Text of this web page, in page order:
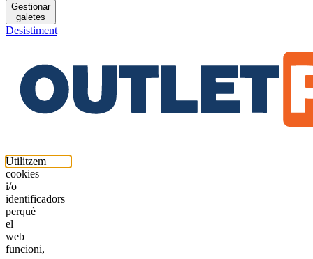
Gestionar
galetes
Desistiment
Utilitzem
cookies
i/o
identificadors
perquè
el
web
funcioni,